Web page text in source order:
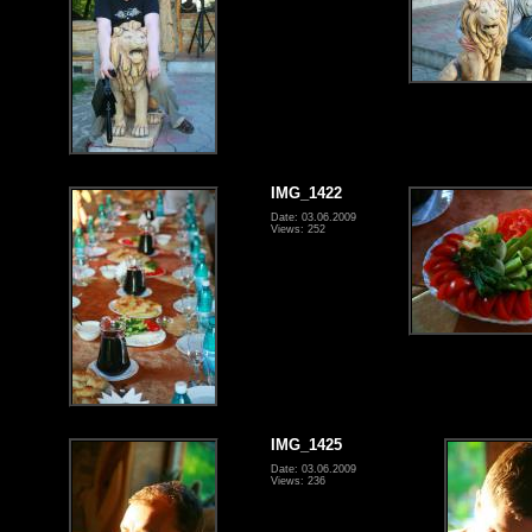
IMG_1422
Date: 03.06.2009
Views: 252
IMG_1425
Date: 03.06.2009
Views: 236